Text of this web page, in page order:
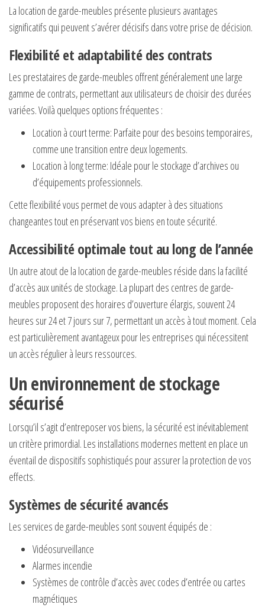
La location de garde-meubles présente plusieurs avantages
significatifs qui peuvent s’avérer décisifs dans votre prise de décision.
Flexibilité et adaptabilité des contrats
Les prestataires de garde-meubles offrent généralement une large
gamme de contrats, permettant aux utilisateurs de choisir des durées
variées. Voilà quelques options fréquentes :
Location à court terme: Parfaite pour des besoins temporaires,
comme une transition entre deux logements.
Location à long terme: Idéale pour le stockage d’archives ou
d’équipements professionnels.
Cette flexibilité vous permet de vous adapter à des situations
changeantes tout en préservant vos biens en toute sécurité.
Accessibilité optimale tout au long de l’année
Un autre atout de la location de garde-meubles réside dans la facilité
d’accès aux unités de stockage. La plupart des centres de garde-
meubles proposent des horaires d’ouverture élargis, souvent 24
heures sur 24 et 7 jours sur 7, permettant un accès à tout moment. Cela
est particulièrement avantageux pour les entreprises qui nécessitent
un accès régulier à leurs ressources.
Un environnement de stockage
sécurisé
Lorsqu’il s’agit d’entreposer vos biens, la sécurité est inévitablement
un critère primordial. Les installations modernes mettent en place un
éventail de dispositifs sophistiqués pour assurer la protection de vos
effects.
Systèmes de sécurité avancés
Les services de garde-meubles sont souvent équipés de :
Vidéosurveillance
Alarmes incendie
Systèmes de contrôle d’accès avec codes d’entrée ou cartes
magnétiques